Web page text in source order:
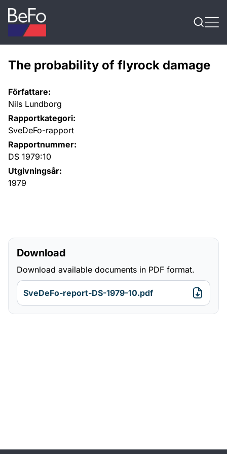
Skip to content
The probability of flyrock damage
Författare:
Nils Lundborg
Rapportkategori:
SveDeFo-rapport
Rapportnummer:
DS 1979:10
Utgivningsår:
1979
Download
Download available documents in PDF format.
SveDeFo-report-DS-1979-10.pdf